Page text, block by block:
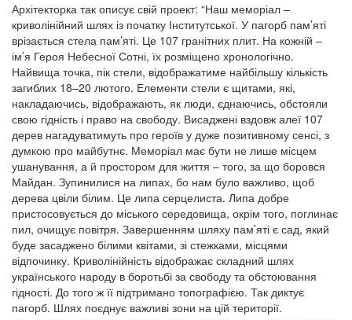
Архітекторка так описує свій проект: “Наш меморіал –
криволінійний шлях із початку Інститутської. У пагорб пам’яті
врізається стела пам’яті. Це 107 гранітних плит. На кожній –
ім’я Героя Небесної Сотні, їх розміщено хронологічно.
Найвища точка, пік стели, відображатиме найбільшу кількість
загиблих 18–20 лютого. Елементи стели є щитами, які,
накладаючись, відображають, як люди, єднаючись, обстояли
свою гідність і право на свободу. Висаджені вздовж алеї 107
дерев нагадуватимуть про героїв у дуже позитивному сенсі, з
думкою про майбутнє. Меморіал має бути не лише місцем
ушанування, а й простором для життя – того, за що боровся
Майдан. Зупинилися на липах, бо нам було важливо, щоб
дерева цвіли білим. Це липа серцелиста. Липа добре
пристосовується до міського середовища, окрім того, поглинає
пил, очищує повітря. Завершенням шляху пам’яті є сад, який
буде засаджено білими квітами, зі стежками, місцями
відпочинку. Криволінійність відображає складний шлях
українського народу в боротьбі за свободу та обстоювання
гідності. До того ж її підтримано топографією. Так диктує
пагорб. Шлях поєднує важливі зони на цій території.